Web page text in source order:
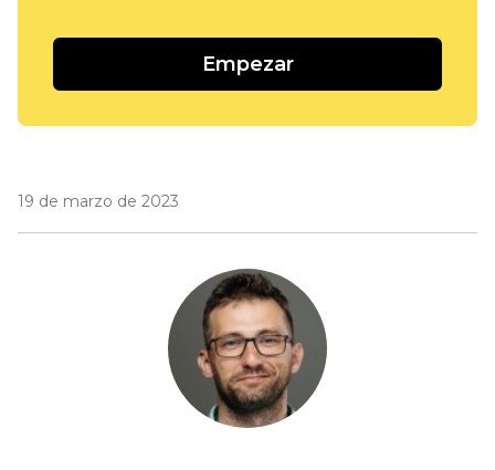
Empezar
19 de marzo de 2023